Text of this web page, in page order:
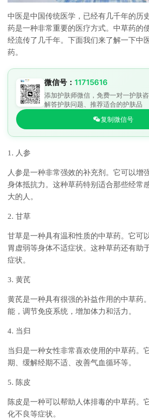
中医是中国传统医学，已经有几千年的历
药是一种非常重要的医疗方式。中草药的
经流传了几千年。下面我们来了解一下中
药。
微信号： 11715616
添加护肤师微信，免费一对一护肤咨
解答护肤问题、推荐适合的护肤品
复制微信号
1. 人参
人参是一种非常强效的补充剂。它可以增
身体抵抗力。这种草药特别适合那些经常
大的人。
2. 甘草
甘草是一种具有温和性质的中草药。它可
胃虚弱等身体不适症状。这种草药还有助
症状。
3. 黄芪
黄芪是一种具有很强的补益作用的中草药
能，调节免疫系统，增加体力和活力。
4. 当归
当归是一种女性非常喜欢使用的中草药。
期、缓解经期不适、改善气血循环等。
5. 陈皮
陈皮是一种可以帮助人体排毒的中草药。
化不良等症状。